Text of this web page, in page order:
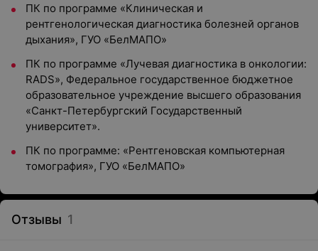
ПК по программе «Клиническая и
рентгенологическая диагностика болезней органов
дыхания», ГУО «БелМАПО»
ПК по программе «Лучевая диагностика в онкологии:
RADS», Федеральное государственное бюджетное
образовательное учреждение высшего образования
«Санкт-Петербургский Государственный
университет».
ПК по программе: «Рентгеновская компьютерная
томография», ГУО «БелМАПО»
Отзывы 1